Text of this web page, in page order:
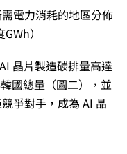
電力消耗的地區分佈
）
晶片製造碳排量高達
國總量（圖二），並
爭對手，成為 AI 晶